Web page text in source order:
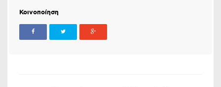
Κοινοποίηση